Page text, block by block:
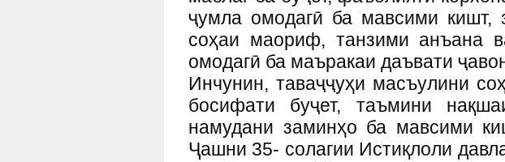
ҷумла омодагӣ ба мавсими кишт,
соҳаи маориф, танзими анъана
омодагӣ ба маъракаи даъвати
Инчунин, таваҷҷуҳи масъулини
босифати буҷет, таъмини
намудани заминҳо ба мавсими
Ҷашни 35- солагии Истиқлоли